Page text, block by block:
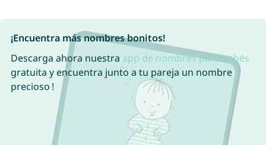
¡Encuentra más nombres bonitos!
Descarga ahora nuestra app de nombres para bebés
gratuita y encuentra junto a tu pareja un nombre
precioso !